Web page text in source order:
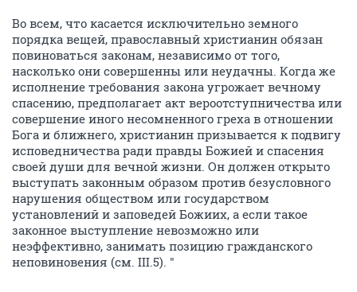
Во всем, что касается исключительно земного
порядка вещей, православный христианин обязан
повиноваться законам, независимо от того,
насколько они совершенны или неудачны. Когда же
исполнение требования закона угрожает вечному
спасению, предполагает акт вероотступничества или
совершение иного несомненного греха в отношении
Бога и ближнего, христианин призывается к подвигу
исповедничества ради правды Божией и спасения
своей души для вечной жизни. Он должен открыто
выступать законным образом против безусловного
нарушения обществом или государством
установлений и заповедей Божиих, а если такое
законное выступление невозможно или
неэффективно, занимать позицию гражданского
неповиновения (см. III.5). "